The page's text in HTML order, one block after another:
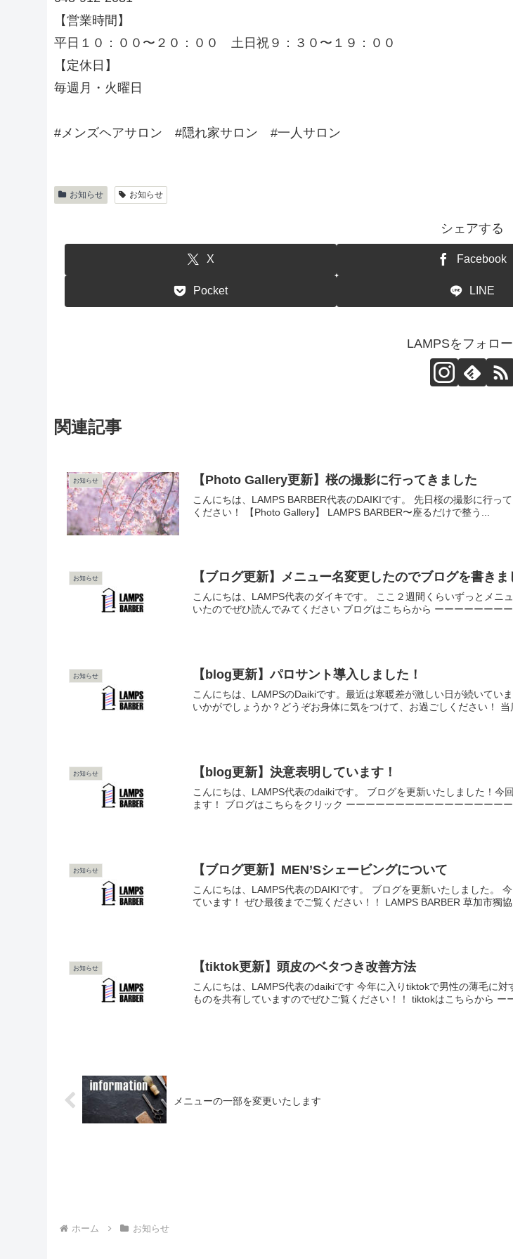
【営業時間】
平日１０：００〜２０：００ 土日祝９：３０〜１９：００
【定休日】
毎週月・火曜日
#メンズヘアサロン #隠れ家サロン #一人サロン
お知らせ お知らせ
シェアする
X Facebook
Pocket LINE
LAMPSをフォロ
関連記事
お知らせ 【Photo Gallery更新】桜の撮影に行ってきました
こんにちは、LAMPS BARBER代表のDAIKIです。 先日桜の撮影に行
ください！ 【Photo Gallery】 LAMPS BARBER〜座るだけで整う...
お知らせ 【ブログ更新】メニュー名変更したのでブログを書きま
こんにちは、LAMPS代表のダイキです。 ここ２週間くらいずっとメ
いたのでぜひ読んでみてください ブログはこちらから ーーーーーーー
お知らせ 【blog更新】パロサント導入しました！
こんにちは、LAMPSのDaikiです。最近は寒暖差が激しい日が続いて
いかがでしょうか？どうぞお身体に気をつけて、お過ごしください！ 当
お知らせ 【blog更新】決意表明しています！
こんにちは、LAMPS代表のdaikiです。 ブログを更新いたしました！
ます！ ブログはこちらをクリック ーーーーーーーーーーーーーーーー
お知らせ 【ブログ更新】MEN’Sシェービングについて
こんにちは、LAMPS代表のDAIKIです。 ブログを更新いたしました。
ています！ ぜひ最後までご覧ください！！ LAMPS BARBER 草加市獨協
お知らせ 【tiktok更新】頭皮のベタつき改善方法
こんにちは、LAMPS代表のdaikiです 今年に入りtiktokで男性の薄毛に
ものを共有していますのでぜひご覧ください！！ tiktokはこちらから ー
メニューの一部を変更いたします
ホーム お知らせ